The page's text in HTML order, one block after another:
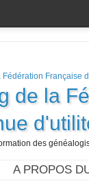
de la
des
A PROPOS